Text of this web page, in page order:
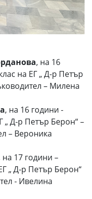
, на 16
на ЕГ „ Д-р Петър
– Милена
, на 16 години -
„ Д-р Петър Берон“ –
– Вероника
на 17 години –
„ Д-р Петър Берон“
- Ивелина